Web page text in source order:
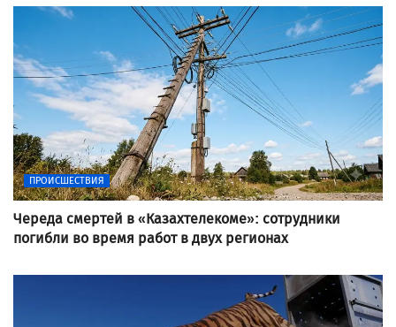
ПРОИСШЕСТВИЯ
Череда смертей в «Казахтелекоме»: сотрудники
погибли во время работ в двух регионах